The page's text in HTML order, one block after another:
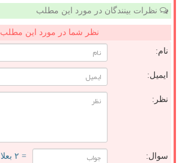
نظرات بینندگان در مورد این مطلب
نظر شما در مورد این مطلب
نام:
ایمیل:
نظر:
سوال: = ۲ بعلاوه ۳